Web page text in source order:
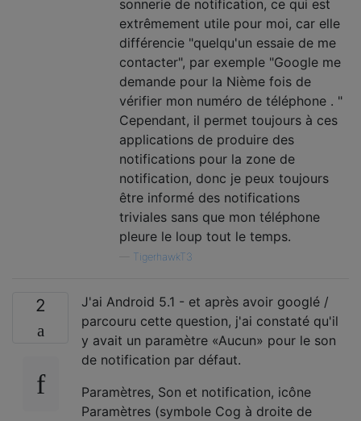
sonnerie de notification, ce qui est
extrêmement utile pour moi, car elle
différencie "quelqu'un essaie de me
contacter", par exemple "Google me
demande pour la Nième fois de
vérifier mon numéro de téléphone . "
Cependant, il permet toujours à ces
applications de produire des
notifications pour la zone de
notification, donc je peux toujours
être informé des notifications
triviales sans que mon téléphone
pleure le loup tout le temps.
TigerhawkT3
2
J'ai Android 5.1 - et après avoir googlé /
parcouru cette question, j'ai constaté qu'il
y avait un paramètre «Aucun» pour le son
de notification par défaut.
Paramètres, Son et notification, icône
Paramètres (symbole Cog à droite de